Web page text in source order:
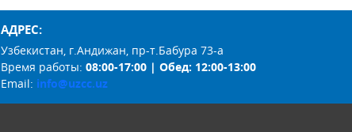
АДРЕС:
Узбекистан, г.Андижан, пр-т.Бабура 73-а
Время работы:08:00-17:00 | Обед: 12:00-13:00
Email: info@uzcc.uz